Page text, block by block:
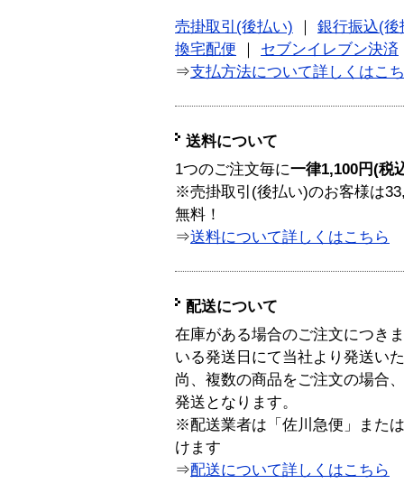
売掛取引(後払い)
銀行振込(後
換宅配便
セブンイレブン決済
⇒支払方法について詳しくはこ
送料について
1つのご注文毎に一律1,100円(税
※売掛取引(後払い)のお客様は
無料！
⇒送料について詳しくはこちら
配送について
在庫がある場合のご注文につき
いる発送日にて当社より発送い
尚、複数の商品をご注文の場合
発送となります。
※配送業者は「佐川急便」また
けます
⇒配送について詳しくはこちら